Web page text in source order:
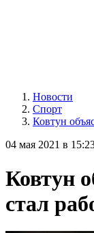
Новости
Спорт
Ковтун
04 мая 2021 в
Ковтун
стал